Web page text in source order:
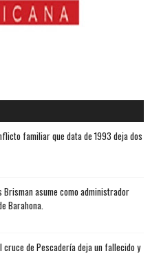
familiar que data de 1993 deja dos
Brisman asume como administrador
Barahona.
de Pescadería deja un fallecido y